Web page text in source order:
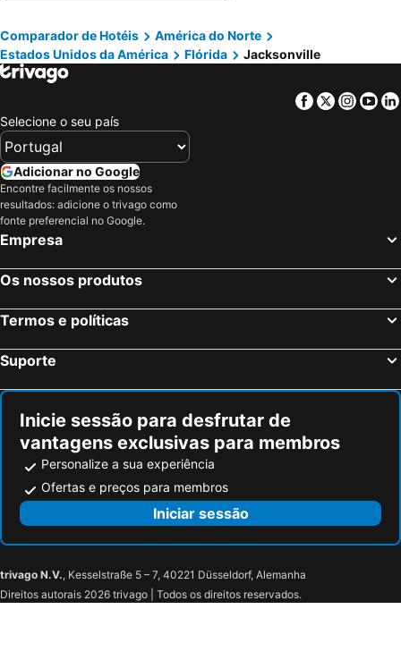
Miami Beach, Flórida Hotéis
Miami, Flórida Hotéis
Las Vegas, Nevada Hotéis
Los Angeles, Califórnia Hotéis
Chicago, Ilinóis Hotéis
Comparador de Hotéis
América do Norte
Estados Unidos da América
Flórida Jacksonville
Facebook
Twitter
Selecione o seu país
Adicionar no Google
Encontre facilmente os nossos
resultados: adicione o trivago como
fonte preferencial no Google.
Empresa
Os nossos produtos
Termos e políticas
Suporte
Inicie sessão para desfrutar de
vantagens exclusivas para membros
Personalize a sua experiência
Ofertas e preços para membros
Iniciar sessão
trivago N.V., Kesselstraße 5 – 7, 40221 Düsseldorf, Alemanha
Direitos autorais 2026 trivago | Todos os direitos reservados.